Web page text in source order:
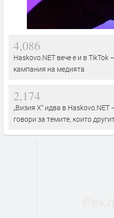
4,086
Haskovo.NET вече е и в
кампания на медията
2,174
„Визия Х“ идва в
говори за темите, които